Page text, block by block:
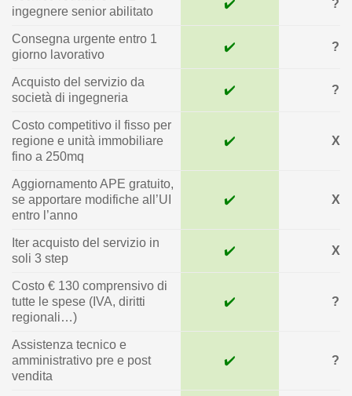
ingegnere senior abilitato
✔️ ?
Consegna urgente entro 1
giorno lavorativo
✔️ ?
Acquisto del servizio da
società di ingegneria
✔️ ?
Costo competitivo il fisso per
regione e unità immobiliare
fino a 250mq
✔️ X
Aggiornamento APE gratuito,
se apportare modifiche all’UI
entro l’anno
✔️ X
Iter acquisto del servizio in
soli 3 step
✔️ X
Costo € 130 comprensivo di
tutte le spese (IVA, diritti
regionali…)
✔️ ?
Assistenza tecnico e
amministrativo pre e post
vendita
✔️ ?